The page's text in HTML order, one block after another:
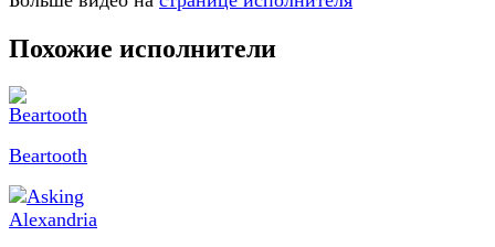
Похожие исполнители
Beartooth